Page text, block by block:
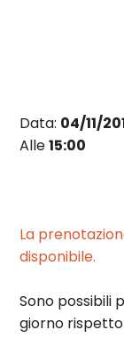
Data: 04/11/
Alle15:00
La
disponibile.
Sono possibili
giorno